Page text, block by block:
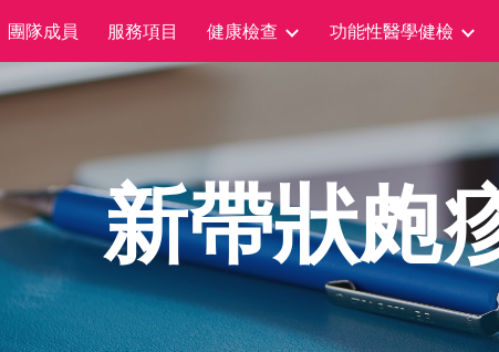
Skip to main content
團隊成員 服務項目 健康檢查 功能性醫學健檢
新帶狀皰